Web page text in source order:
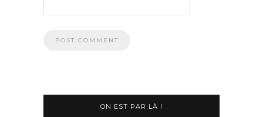
ON EST PAR LÀ !